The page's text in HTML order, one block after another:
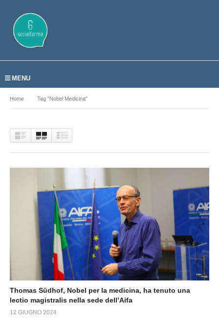
MENU
Home Tag "nobel Medicina"
Thomas Südhof, Nobel per la medicina, ha tenuto una
lectio magistralis nella sede dell’Aifa
12 GIUGNO 2024